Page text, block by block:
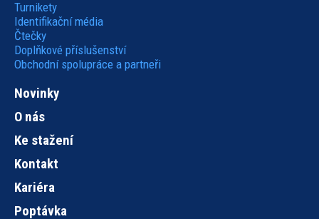
Turnikety
Identifikační média
Čtečky
Doplňkové příslušenství
Obchodní spolupráce a partneři
Novinky
O nás
Ke stažení
Kontakt
Kariéra
Poptávka